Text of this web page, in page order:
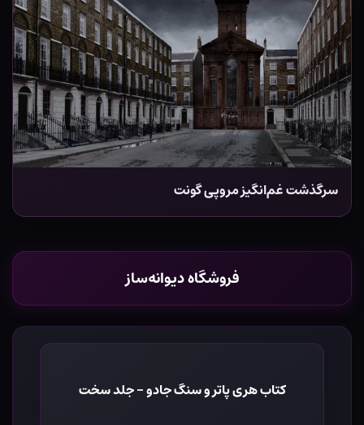
سرگذشت غم‌انگیز مروپی گونت
فروشگاه دیوانه‌ساز
کتاب هری پاتر و سنگ جادو - جلد سخت